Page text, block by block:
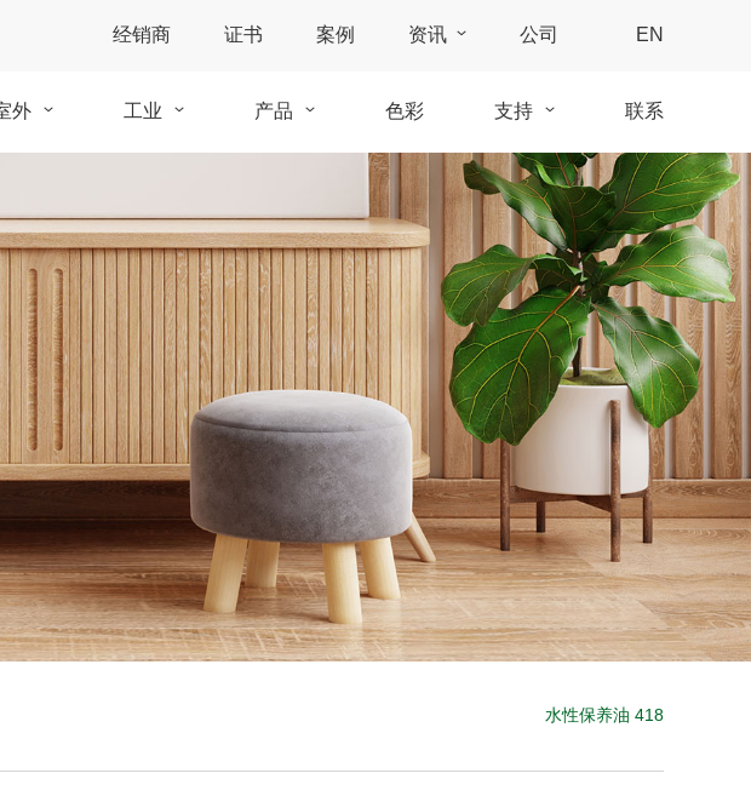
经销商 证书 案例 资讯 公司 EN
外
板油
油
覆盖色油
工业
自然油
隐形油
变色剂
保色油
零度油
UV油
LED油
产品
快干硬质蜡油
清油
覆盖色油
硬质蜡油2C
室外
防UV清油
甲板油
清油
覆盖色油
工业
工业硬质蜡油
自然油
隐形油
变色剂
保色油
零度油
LED油
着色系统
专用色浆
专用色精
专用色浆-水性
专用色浆-光固化
保养品
保养油
保养油 - 水性
木材翻新剂
天然皂液
附属品
超净稀释剂
固化剂
固化剂-水性
工具
专用刷
用布
色彩 支持
下载
常见问题
施工视频
施工指导
维护保养
客户服务
联系
水性保养油 418